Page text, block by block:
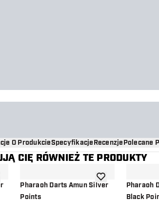
O ProdukcieSpecyfikacjeRecenzjePolecane
CIĘ RÓWNIEŻ TE PRODUKTY
do listy życzeń
Pharaoh Darts Amun Silver
Points
dodaj do listy życzeń
Pharaoh
Black